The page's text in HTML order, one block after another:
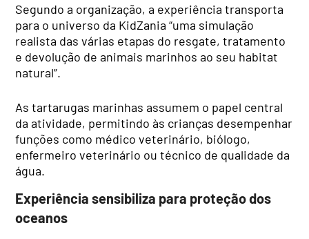
Segundo a organização, a experiência transporta
para o universo da KidZania “uma simulação
realista das várias etapas do resgate, tratamento
e devolução de animais marinhos ao seu habitat
natural”.
As tartarugas marinhas assumem o papel central
da atividade, permitindo às crianças desempenhar
funções como médico veterinário, biólogo,
enfermeiro veterinário ou técnico de qualidade da
água.
Experiência sensibiliza para proteção dos
oceanos